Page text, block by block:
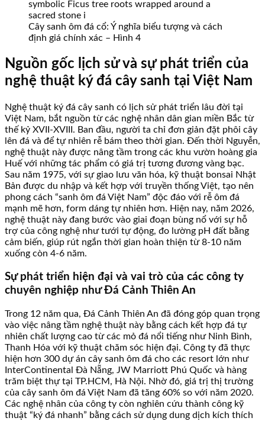
Cây sanh ôm đá cổ: Ý nghĩa biểu tượng và cách
định giá chính xác – Hình 4
Nguồn gốc lịch sử và sự phát triển của
nghệ thuật ký đá cây sanh tại Việt Nam
Nghệ thuật ký đá cây sanh có lịch sử phát triển lâu đời tại
Việt Nam, bắt nguồn từ các nghệ nhân dân gian miền Bắc từ
thế kỷ XVII-XVIII. Ban đầu, người ta chỉ đơn giản đặt phôi cây
lên đá và để tự nhiên rễ bám theo thời gian. Đến thời Nguyễn,
nghệ thuật này được nâng tầm trong các khu vườn hoàng gia
Huế với những tác phẩm có giá trị tương đương vàng bạc.
Sau năm 1975, với sự giao lưu văn hóa, kỹ thuật bonsai Nhật
Bản được du nhập và kết hợp với truyền thống Việt, tạo nên
phong cách “sanh ôm đá Việt Nam” độc đáo với rễ ôm đá
mạnh mẽ hơn, form dáng tự nhiên hơn. Hiện nay, năm 2026,
nghệ thuật này đang bước vào giai đoạn bùng nổ với sự hỗ
trợ của công nghệ như tưới tự động, đo lường pH đất bằng
cảm biến, giúp rút ngắn thời gian hoàn thiện từ 8-10 năm
xuống còn 4-6 năm.
Sự phát triển hiện đại và vai trò của các công ty
chuyên nghiệp như Đá Cảnh Thiên An
Trong 12 năm qua, Đá Cảnh Thiên An đã đóng góp quan trọng
vào việc nâng tầm nghệ thuật này bằng cách kết hợp đá tự
nhiên chất lượng cao từ các mỏ đá nổi tiếng như Ninh Bình,
Thanh Hóa với kỹ thuật chăm sóc hiện đại. Công ty đã thực
hiện hơn 300 dự án cây sanh ôm đá cho các resort lớn như
InterContinental Đà Nẵng, JW Marriott Phú Quốc và hàng
trăm biệt thự tại TP.HCM, Hà Nội. Nhờ đó, giá trị thị trường
của cây sanh ôm đá Việt Nam đã tăng 60% so với năm 2020.
Các nghệ nhân của công ty còn nghiên cứu thành công kỹ
thuật “ký đá nhanh” bằng cách sử dụng dung dịch kích thích